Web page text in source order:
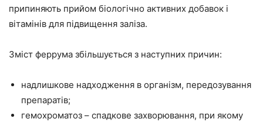
припиняють прийом біологічно активних добавок і
вітамінів для підвищення заліза.
Зміст феррума збільшується з наступних причин:
надлишкове надходження в організм, передозування
препаратів;
гемохроматоз – спадкове захворювання, при якому